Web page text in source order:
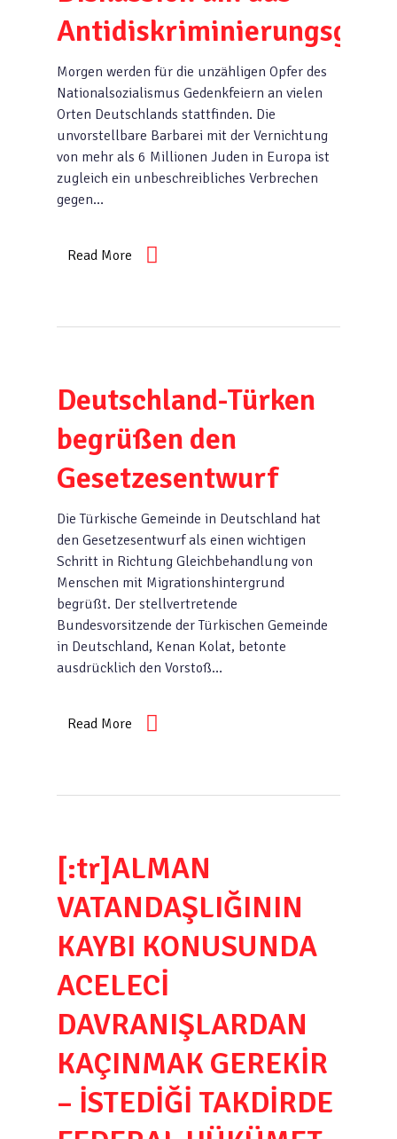
Morgen werden für die unzähligen Opfer des
Nationalsozialismus Gedenkfeiern an vielen
Orten Deutschlands stattfinden. Die
unvorstellbare Barbarei mit der Vernichtung
von mehr als 6 Millionen Juden in Europa ist
zugleich ein unbeschreibliches Verbrechen
gegen…
Read More
Deutschland-Türken
begrüßen den
Gesetzesentwurf
Die Türkische Gemeinde in Deutschland hat
den Gesetzesentwurf als einen wichtigen
Schritt in Richtung Gleichbehandlung von
Menschen mit Migrationshintergrund
begrüßt. Der stellvertretende
Bundesvorsitzende der Türkischen Gemeinde
in Deutschland, Kenan Kolat, betonte
ausdrücklich den Vorstoß…
Read More
[:tr]ALMAN
VATANDAŞLIĞININ
KAYBI KONUSUNDA
ACELECİ
DAVRANIŞLARDAN
KAÇINMAK GEREKİR
– İSTEDİĞİ TAKDİRDE